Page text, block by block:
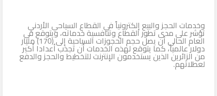
وخدمات الحجز والبيع إلكترونياً في القطاع السياحي الأردني
تؤشر على مدى تطور القطاع وتنافسية خدماته، ويتوقع في
العام الحالي أن يصل حجم الحجوزات السياحية إلى (170) مليار
دولار عالمياً، كما يتوقع لهذه الخدمات أن تجذب أعدادا أكبر
من الزائرين الذين يستخدمون الإنترنت للتخطيط والحجز والدفع
لعطلاتهم.